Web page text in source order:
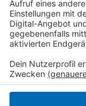
Anzeige